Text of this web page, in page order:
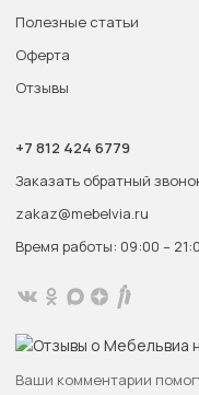
Полезные статьи
Оферта
Отзывы
+7 812 424 6779
Заказать обратный
zakaz@mebelvia.ru
Время работы: 09:00 –
Ваши комментарии